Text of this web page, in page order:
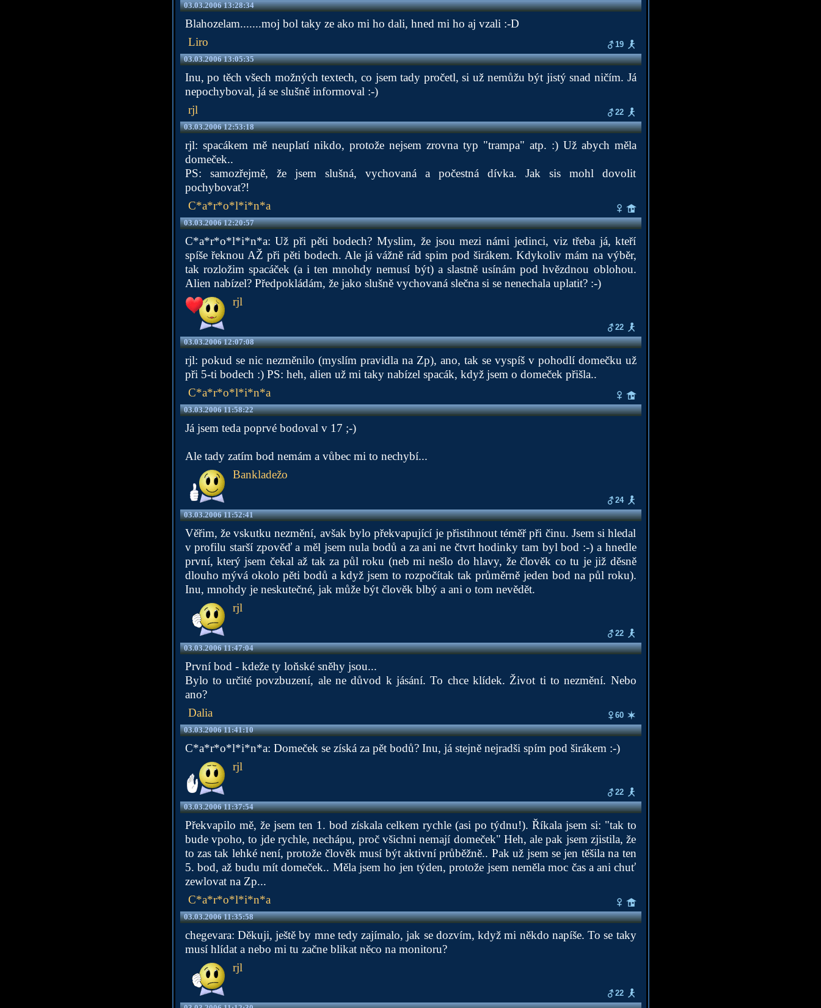
03.03.2006 13:28:34
Blahozelam.......moj bol taky ze ako mi ho dali, hned mi ho aj vzali :-D
Liro
19
03.03.2006 13:05:35
Inu, po těch všech možných textech, co jsem tady pročetl, si už nemůžu být jistý snad ničím. Já
nepochyboval, já se slušně informoval :-)
rjl
22
03.03.2006 12:53:18
rjl: spacákem mě neuplatí nikdo, protože nejsem zrovna typ "trampa" atp. :) Už abych měla
domeček..
PS: samozřejmě, že jsem slušná, vychovaná a počestná dívka. Jak sis mohl dovolit
pochybovat?!
C*a*r*o*l*i*n*a
03.03.2006 12:20:57
C*a*r*o*l*i*n*a: Už při pěti bodech? Myslim, že jsou mezi námi jedinci, viz třeba já, kteří
spíše řeknou AŽ při pěti bodech. Ale já vážně rád spim pod širákem. Kdykoliv mám na výběr,
tak rozložim spacáček (a i ten mnohdy nemusí být) a slastně usínám pod hvězdnou oblohou.
Alien nabízel? Předpokládám, že jako slušně vychovaná slečna si se nenechala uplatit? :-)
rjl
22
03.03.2006 12:07:08
rjl: pokud se nic nezměnilo (myslím pravidla na Zp), ano, tak se vyspíš v pohodlí domečku už
při 5-ti bodech :) PS: heh, alien už mi taky nabízel spacák, když jsem o domeček přišla..
C*a*r*o*l*i*n*a
03.03.2006 11:58:22
Já jsem teda poprvé bodoval v 17 ;-)
Ale tady zatím bod nemám a vůbec mi to nechybí...
Bankladežo
24
03.03.2006 11:52:41
Věřim, že vskutku nezmění, avšak bylo překvapující je přistihnout téměř při činu. Jsem si hledal
v profilu starší zpověď a měl jsem nula bodů a za ani ne čtvrt hodinky tam byl bod :-) a hnedle
první, který jsem čekal až tak za půl roku (neb mi nešlo do hlavy, že člověk co tu je již děsně
dlouho mývá okolo pěti bodů a když jsem to rozpočítak tak průměrně jeden bod na půl roku).
Inu, mnohdy je neskutečné, jak může být člověk blbý a ani o tom nevědět.
rjl
22
03.03.2006 11:47:04
První bod - kdeže ty loňské sněhy jsou...
Bylo to určité povzbuzení, ale ne důvod k jásání. To chce klídek. Život ti to nezmění. Nebo
ano?
Dalia
60
03.03.2006 11:41:10
C*a*r*o*l*i*n*a: Domeček se získá za pět bodů? Inu, já stejně nejradši spím pod širákem :-)
rjl
22
03.03.2006 11:37:54
Překvapilo mě, že jsem ten 1. bod získala celkem rychle (asi po týdnu!). Říkala jsem si: "tak to
bude vpoho, to jde rychle, nechápu, proč všichni nemají domeček" Heh, ale pak jsem zjistila, že
to zas tak lehké není, protože člověk musí být aktivní průběžně.. Pak už jsem se jen těšila na ten
5. bod, až budu mít domeček.. Měla jsem ho jen týden, protože jsem neměla moc čas a ani chuť
zewlovat na Zp...
C*a*r*o*l*i*n*a
03.03.2006 11:35:58
chegevara: Děkuji, ještě by mne tedy zajímalo, jak se dozvím, když mi někdo napíše. To se taky
musí hlídat a nebo mi tu začne blikat něco na monitoru?
rjl
22